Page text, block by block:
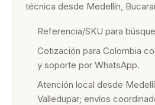
técnica desde Medellín,
Referencia/SKU para
Cotización para Colombia
y soporte por WhatsApp.
Atención local desde
Valledupar; envíos